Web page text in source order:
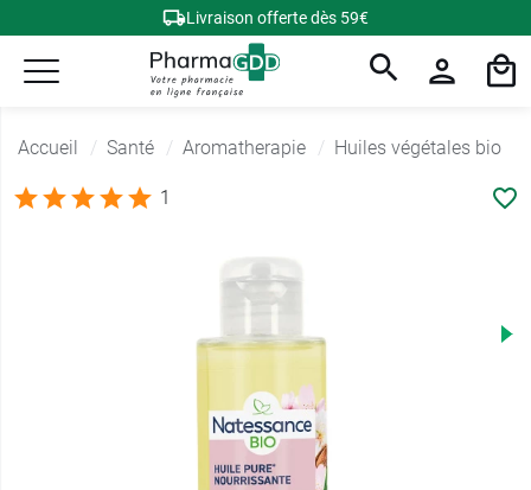
Livraison offerte dès 59€
Accueil Santé Aromatherapie Huiles végétales bio
1